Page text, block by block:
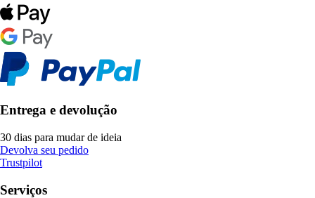
Entrega e devolução
30 dias para mudar de ideia
Devolva seu pedido
Trustpilot
Serviços